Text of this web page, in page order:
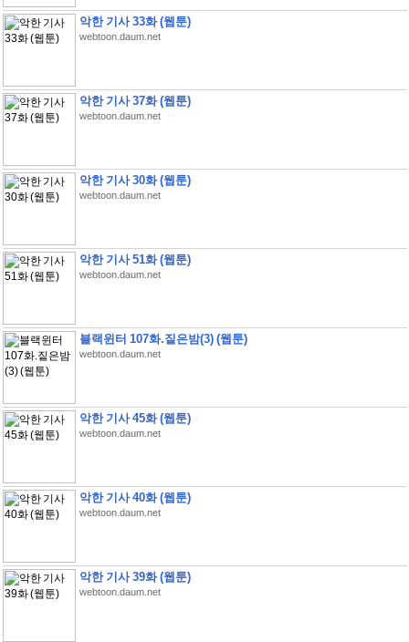
악한 기사 33화 (웹툰)
webtoon.daum.net
악한 기사 37화 (웹툰)
webtoon.daum.net
악한 기사 30화 (웹툰)
webtoon.daum.net
악한 기사 51화 (웹툰)
webtoon.daum.net
블랙윈터 107화.짙은밤(3) (웹툰)
webtoon.daum.net
악한 기사 45화 (웹툰)
webtoon.daum.net
악한 기사 40화 (웹툰)
webtoon.daum.net
악한 기사 39화 (웹툰)
webtoon.daum.net